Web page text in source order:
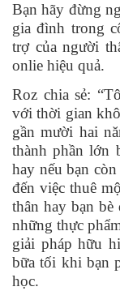
Bạn hãy đừng
gia đình trong
trợ của người
onlie hiệu quả.
Roz chia sẻ:
với thời gian
gần mười hai
thành phần lớn
hay nếu bạn
đến việc thuê
thân hay bạn
những thực
giải pháp hữu
bữa tối khi bạn
học.